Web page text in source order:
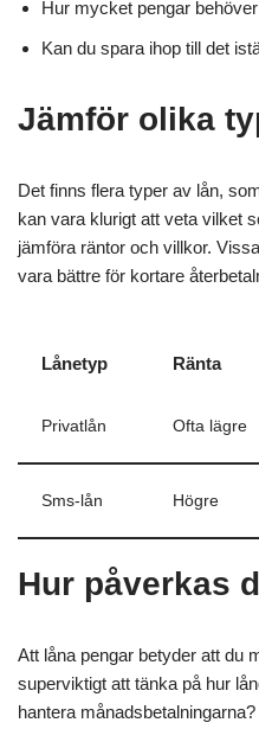
Hur mycket pengar
Kan du spara ihop till det
Jämför olika
Det finns flera typer av lån,
kan vara klurigt att veta vilket
jämföra räntor och villkor.
vara bättre för kortare
Lånetyp Ränta
Privatlån Ofta lägre
Sms-lån Högre
Hur påverkas
Att låna pengar betyder att du
superviktigt att tänka på hur
hantera